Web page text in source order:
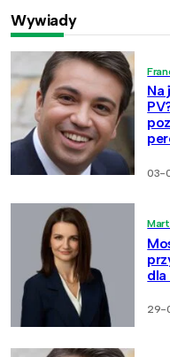
Wywiady
Na
03-
dla
29-